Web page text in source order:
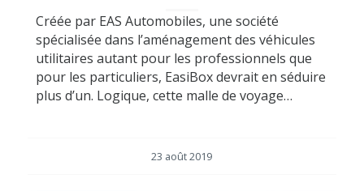
Créée par EAS Automobiles, une société
spécialisée dans l’aménagement des véhicules
utilitaires autant pour les professionnels que
pour les particuliers, EasiBox devrait en séduire
plus d’un. Logique, cette malle de voyage…
23 août 2019